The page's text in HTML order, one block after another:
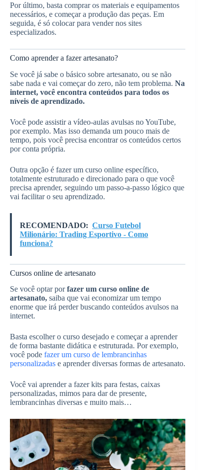
Por último, basta comprar os materiais e equipamentos
necessários, e começar a produção das peças. Em
seguida, é só colocar para vender nos sites
especializados.
Como aprender a fazer artesanato?
Se você já sabe o básico sobre artesanato, ou se não
sabe nada e vai começar do zero, não tem problema. Na
internet, você encontra conteúdos para todos os
níveis de aprendizado.
Você pode assistir a vídeo-aulas avulsas no YouTube,
por exemplo. Mas isso demanda um pouco mais de
tempo, pois você precisa encontrar os conteúdos certos
por conta própria.
Outra opção é fazer um curso online específico,
totalmente estruturado e direcionado para o que você
precisa aprender, seguindo um passo-a-passo lógico que
vai facilitar o seu aprendizado.
RECOMENDADO: Curso Futebol
Milionário: Trading Esportivo - Como
funciona?
Cursos online de artesanato
Se você optar porfazer um curso online de
artesanato, saiba que vai economizar um tempo
enorme que irá perder buscando conteúdos avulsos na
internet.
Basta escolher o curso desejado e começar a aprender
de forma bastante didática e estruturada. Por exemplo,
você pode fazer um curso de lembrancinhas
personalizadas e aprender diversas formas de artesanato.
Você vai aprender a fazer kits para festas, caixas
personalizadas, mimos para dar de presente,
lembrancinhas diversas e muito mais…